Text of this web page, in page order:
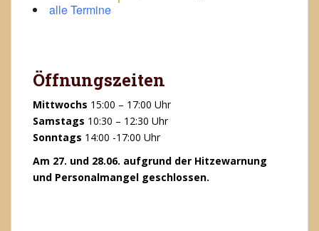
alle Termine
Öffnungszeiten
Mittwochs 15:00 – 17:00 Uhr
Samstags 10:30 – 12:30 Uhr
Sonntags 14:00 -17:00 Uhr
Am 27. und 28.06. aufgrund der Hitzewarnung
und Personalmangel geschlossen.